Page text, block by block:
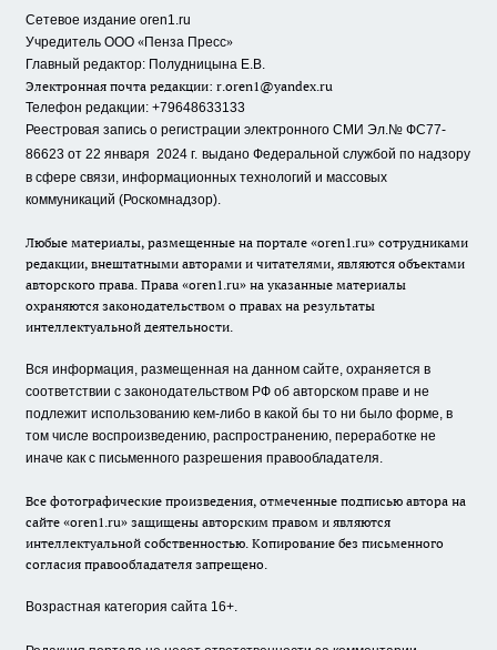
Сетевое издание oren1.ru
Учредитель ООО «Пенза Пресс»
Главный редактор: Полудницына Е.В.
Электронная почта редакции: r.oren1@yandex.ru
Телефон редакции: +79648633133
Реестровая запись о регистрации электронного СМИ Эл.№ ФС77-
86623 от 22 января 2024 г. выдано Федеральной службой по надзору
в сфере связи, информационных технологий и массовых
коммуникаций (Роскомнадзор).
Любые материалы, размещенные на портале «oren1.ru» сотрудниками
редакции, внештатными авторами и читателями, являются объектами
авторского права. Права «oren1.ru» на указанные материалы
охраняются законодательством о правах на результаты
интеллектуальной деятельности.
Вся информация, размещенная на данном сайте, охраняется в
соответствии с законодательством РФ об авторском праве и не
подлежит использованию кем-либо в какой бы то ни было форме, в
том числе воспроизведению, распространению, переработке не
иначе как с письменного разрешения правообладателя.
Все фотографические произведения, отмеченные подписью автора на
сайте «oren1.ru» защищены авторским правом и являются
интеллектуальной собственностью. Копирование без письменного
согласия правообладателя запрещено.
Возрастная категория сайта 16+.